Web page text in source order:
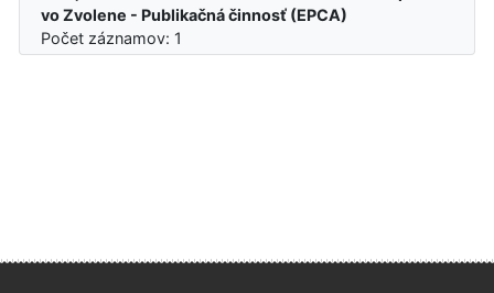
vo Zvolene - Publikačná činnosť (EPCA)
Počet záznamov: 1